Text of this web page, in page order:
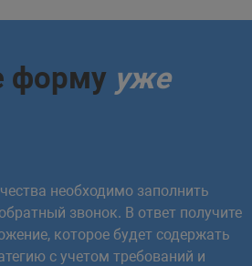
форму уже
необходимо заполнить
звонок. В ответ получите
которое будет содержать
с учетом требований и